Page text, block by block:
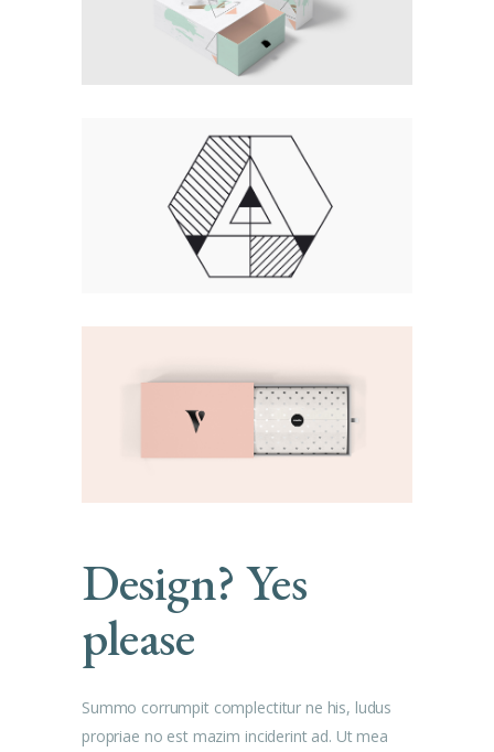
Design? Yes
please
Summo corrumpit complectitur ne his, ludus
propriae no est mazim inciderint ad. Ut mea